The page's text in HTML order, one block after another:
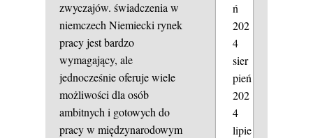
zwyczajów. świadczenia w
niemczech Niemiecki rynek
pracy jest bardzo
wymagający, ale
jednocześnie oferuje wiele
możliwości dla osób
ambitnych i gotowych do
pracy w międzynarodowym
ń
202
4
sier
pień
202
4
lipie